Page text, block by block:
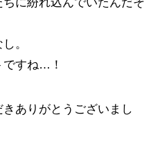
。
ですね…！
ありがとうございまし